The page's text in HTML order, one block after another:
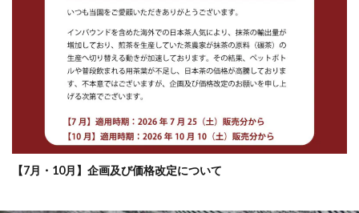
【7月・10月】企画及び価格改定について